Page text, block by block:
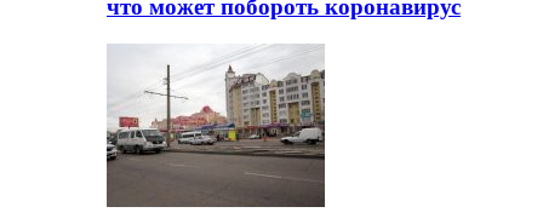
что может побороть коронавирус